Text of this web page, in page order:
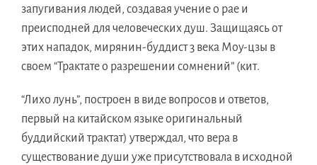
запугивания людей, создавая учение о рае и
преисподней для человеческих душ. Защищаясь от
этих нападок, мирянин-буддист 3 века Моу-цзы в
своем “Трактате о разрешении сомнений” (кит.
“Лихо лунь”, построен в виде вопросов и ответов,
первый на китайском языке оригинальный
буддийский трактат) утверждал, что вера в
существование души уже присутствовала в исходной